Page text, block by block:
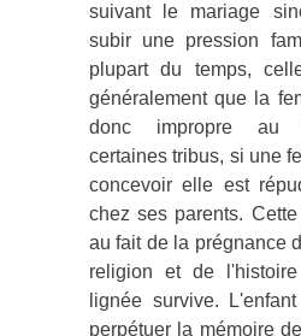
suivant le mariage
subir une pression
plupart du temps,
généralement que la
donc impropre au
certaines tribus, si une
concevoir elle est
chez ses parents.
au fait de la prégnance
religion et de
lignée survive.
perpétuer la mémoire